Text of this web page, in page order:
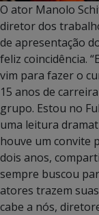
O ator Manolo
diretor dos
de apresentação
feliz coincidência.
vim para fazer o
15 anos de
grupo. Estou no
uma leitura
houve um convite
dois anos,
sempre buscou
atores trazem
cabe a nós,